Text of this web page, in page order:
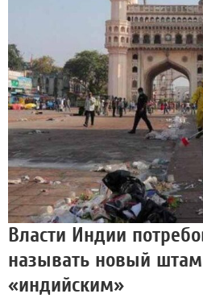
Власти Индии
называть новый
«индийским»